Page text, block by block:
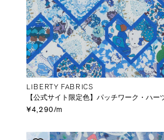
LIBERTY FABRICS
【公式サイト限定色】パッチワーク・ハー
¥4,290/m